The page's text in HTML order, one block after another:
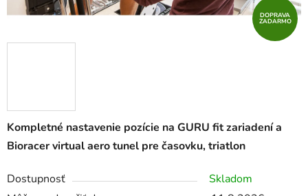
Kompletné nastavenie pozície na GURU fit zariadení a
Bioracer virtual aero tunel pre časovku, triatlon
Dostupnosť
Skladom
DOPRAVA
ZADARMO